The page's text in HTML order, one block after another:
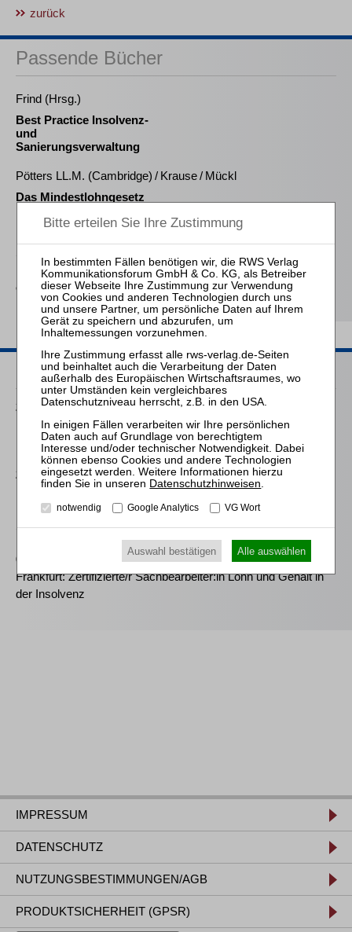
zurück
Passende Bücher
Frind (Hrsg.)
Best Practice Insolvenz-
und
Sanierungsverwaltung
Pötters LL.M. (Cambridge) / Krause / Mückl
Das Mindestlohngesetz
Praxis
Kapitalaufbringung und -
erhaltung in der GmbH
Passende Seminare
25.08.2026
Praktiker-Webinar Vom Listenplatz zur Zulassung – Das neue
Berufsrecht der Insolvenzverwalter
25.11.2026
Praktiker-Webinar Stakeholder Management und
Kommunikation - essenziell für erfolgreiche
Sanierungsverfahren
09.11.2026
Frankfurt: Zertifizierte/r Sachbearbeiter:in Lohn und Gehalt in
der Insolvenz
IMPRESSUM
DATENSCHUTZ
NUTZUNGSBESTIMMUNGEN/AGB
PRODUKTSICHERHEIT (GPSR)
Datenschutzhinweisen
notwendig Google Analytics VG Wort
Auswahl bestätigen Alle auswählen